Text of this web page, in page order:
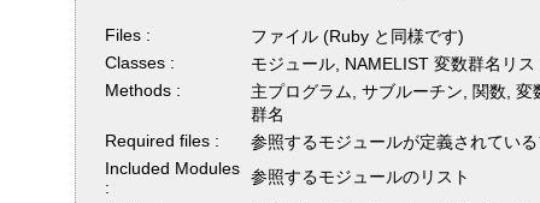
Files :
ファイル (Ruby と同様です)
Classes :
モジュール, NAMELIST 変数群名リス
Methods :
主プログラム, サブルーチン, 関数,
群名
Required files :
参照するモジュールが定義されてい
Included Modules
:
参照するモジュールのリスト